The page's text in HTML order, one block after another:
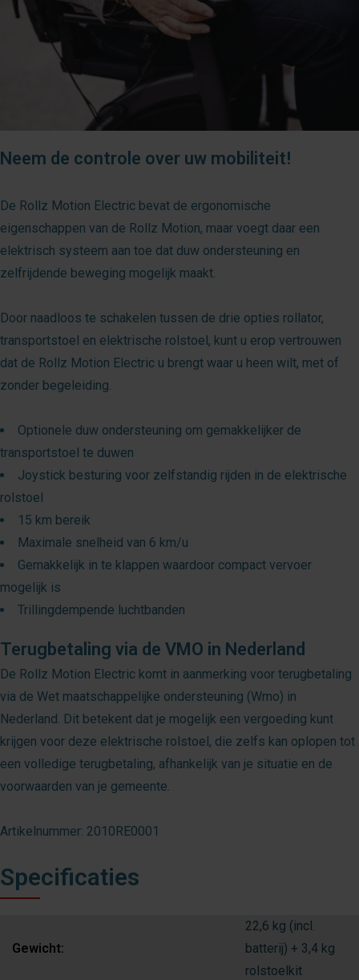
Neem de controle over uw mobiliteit!
De Rollz Motion Electric bevat de ergonomische
eigenschappen van de Rollz Motion, maar voegt daar een
elektrisch systeem aan toe dat duw ondersteuning en
zelfrijdende beweging mogelijk maakt.
Door naadloos te schakelen tussen de drie opties rollator,
transportstoel en elektrische rolstoel, kunt u erop vertrouwen
dat de Rollz Motion Electric u brengt waar u heen wilt, met of
zonder begeleiding.
Optionele duw ondersteuning om gemakkelijker de
transportstoel te duwen
Joystick besturing voor zelfstandig rijden in de elektrische
rolstoel
15 km bereik
Maximale snelheid van 6 km/u
Gemakkelijk in te klappen waardoor compact vervoer
mogelijk is
Trillingdempende luchtbanden
Terugbetaling via de VMO in Nederland
De Rollz Motion Electric komt in aanmerking voor terugbetaling
via de Wet maatschappelijke ondersteuning (Wmo) in
Nederland. Dit betekent dat je mogelijk een vergoeding kunt
krijgen voor deze elektrische rolstoel, die zelfs kan oplopen tot
een volledige terugbetaling, afhankelijk van je situatie en de
voorwaarden van je gemeente.
Artikelnummer: 2010RE0001
Specificaties
Gewicht:
22,6 kg (incl.
batterij) + 3,4 kg
rolstoelkit